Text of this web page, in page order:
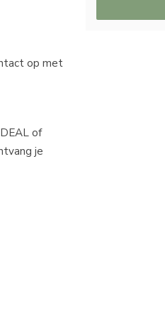
op met
of
je